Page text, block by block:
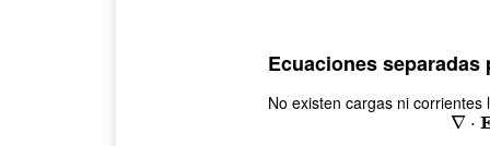
Ecuaciones separadas
No existen cargas ni corrientes
∇ ⋅